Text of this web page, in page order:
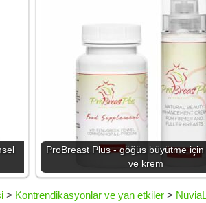
ProBreast Plus - göğüs büyütme
ve krem
> Kontrendikasyonlar ve yan etkiler >